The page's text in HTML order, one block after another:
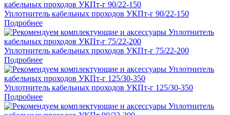
Уплотнитель кабельных проходов УКПт-г 90/22-150
Подробнее
Уплотнитель кабельных проходов УКПт-г 75/22-200
Подробнее
Уплотнитель кабельных проходов УКПт-г 125/30-350
Подробнее